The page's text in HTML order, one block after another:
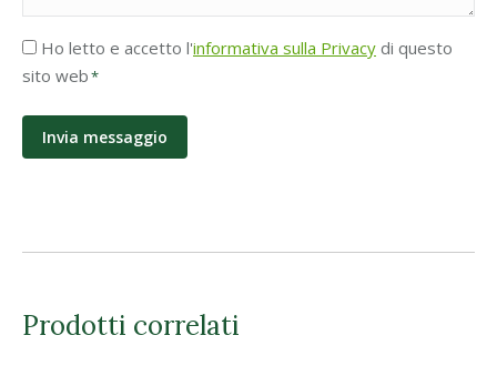
Accettazione
Privacy
Ho letto e accetto l'informativa sulla Privacy di questo
sito web*
Prodotti correlati